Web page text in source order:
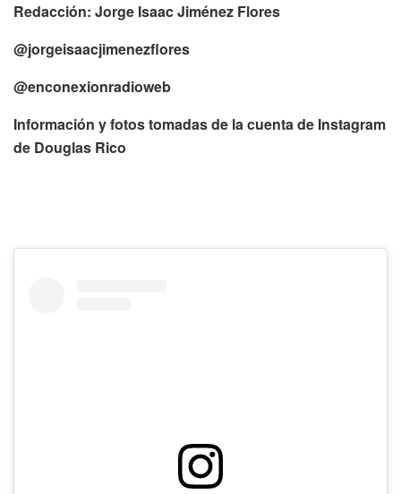
Redacción: Jorge Isaac Jiménez Flores
@jorgeisaacjimenezflores
@enconexionradioweb
Información y fotos tomadas de la cuenta de Instagram
de Douglas Rico